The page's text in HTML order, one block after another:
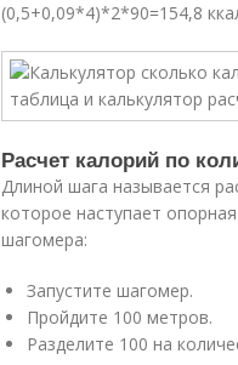
(0,5+0,09*4)*2*90=154,8
Расчет калорий по
Длиной шага называется
которое наступает
шагомера:
Запустите шагомер.
Пройдите 100 метров.
Разделите 100 на